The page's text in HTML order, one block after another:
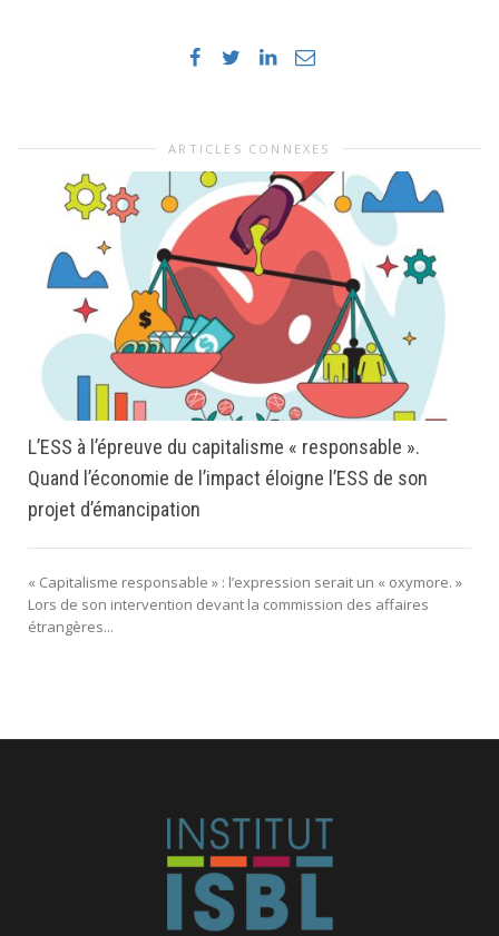
ARTICLES CONNEXES
L’ESS à l’épreuve du capitalisme « responsable ».
Quand l’économie de l’impact éloigne l’ESS de son
projet d’émancipation
« Capitalisme responsable » : l’expression serait un « oxymore. »
Lors de son intervention devant la commission des affaires
étrangères...